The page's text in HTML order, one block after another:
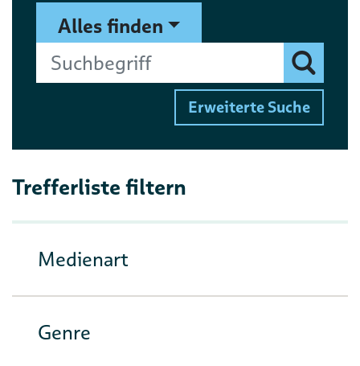
Suchformular
Alles finden
Suchbegriff
Finden
Erweiterte Suche
Trefferliste filtern
Medienart
Genre